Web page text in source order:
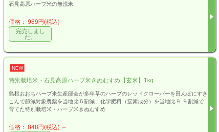
石見高原ハーブ米の無洗米
価格： 989円(税込)
完売しまし
た。
NEW
特別栽培米・石見高原ハーブ米きぬむすめ【玄米】1kg
島根おおちハーブ米生産部会が多年草のハーブのレッドクローバーを田んぼにすき
こんで節減対象農薬を当地比５割減、化学肥料（窒素成分）を当地比９.９割減で
育てた特別栽培米・ハーブ米きぬむすめ
価格： 848円(税込) ～